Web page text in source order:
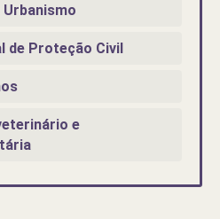
Urbanismo
de Proteção Civil
e